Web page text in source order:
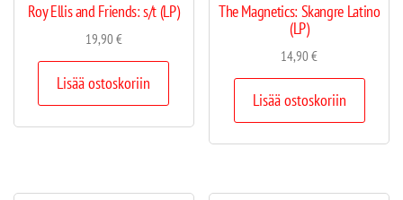
Roy Ellis and Friends: s/t (LP)
19,90€
Lisää ostoskoriin
The Magnetics: Skangre Latino
(LP)
14,90€
Lisää ostoskoriin